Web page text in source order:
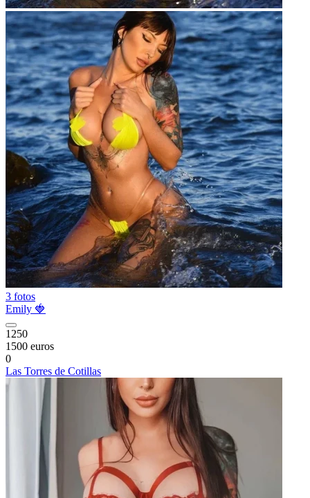
3 fotos
Emily 🍓
1250
1500 euros
0
Las Torres de Cotillas